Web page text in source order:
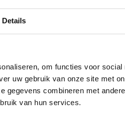
Details
om functies voor social
uw gebruik van onze site met
gegevens combineren met
van hun services.
binnen als buiten gebruikt
tussen
schroevendump